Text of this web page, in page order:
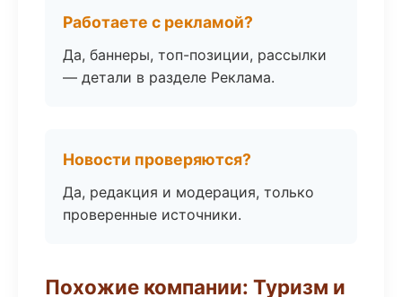
Работаете с рекламой?
Да, баннеры, топ-позиции, рассылки
— детали в разделе Реклама.
Новости проверяются?
Да, редакция и модерация, только
проверенные источники.
Похожие компании: Туризм и